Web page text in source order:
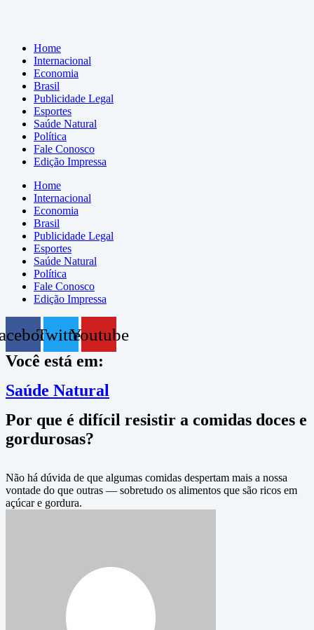
Home
Internacional
Economia
Brasil
Publicidade Legal
Esportes
Saúde Natural
Política
Fale Conosco
Edição Impressa
Home
Internacional
Economia
Brasil
Publicidade Legal
Esportes
Saúde Natural
Política
Fale Conosco
Edição Impressa
TwitterYoutube
Você está em:
Saúde Natural
Por que é difícil resistir a comidas doces e
gordurosas?
Não há dúvida de que algumas comidas despertam mais a nossa
vontade do que outras — sobretudo os alimentos que são ricos em
açúcar e gordura.